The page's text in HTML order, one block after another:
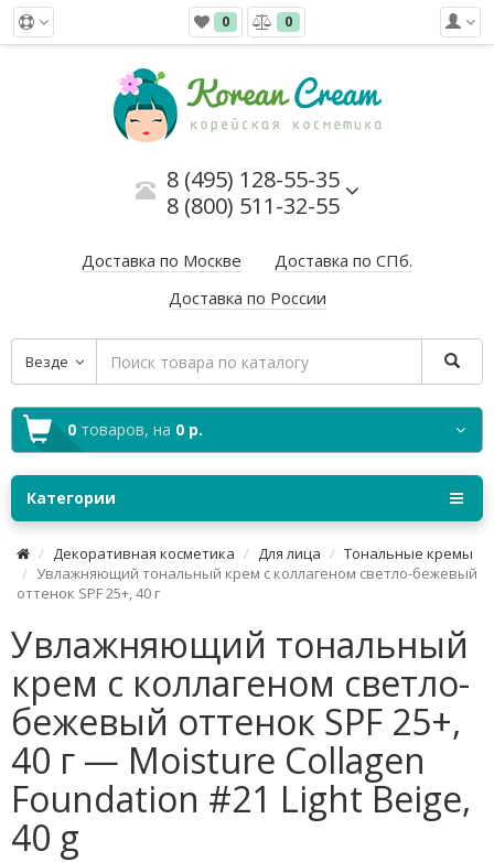
0 0
8 (495) 128-55-35
8 (800) 511-32-55
Доставка по Москве
Доставка по СПб.
Доставка по России
Везде
0 товаров, на 0 р.
Категории
Декоративная косметика Для лица
Тональные кремы
Увлажняющий тональный крем с коллагеном светло-бежевый
оттенок SPF 25+, 40 г
Увлажняющий тональный
крем с коллагеном светло-
бежевый оттенок SPF 25+,
40 г — Moisture Collagen
Foundation #21 Light Beige,
40 g